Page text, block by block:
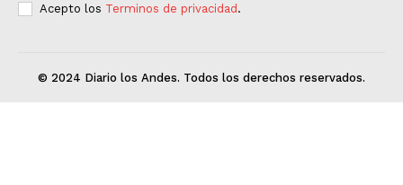
Acepto los Terminos de privacidad .
© 2024 Diario los Andes. Todos los derechos reservados.